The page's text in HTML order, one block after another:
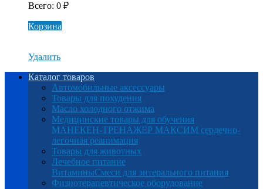
Всего: 0 ₽
Корзина
Удалить
Каталог товаров
Автомобильные аксессуары
Товары для похудения
Масло холодного отжима
Медицинские товары для обучения
МАНЕКЕН-ТРЕНАЖЕР МАКСИМ сердечно-
легочная реанимация
Товары для животных
Лечебное питание
ВитаминыСмеси для энтерального питания
Физиотерапевтическое оборудование